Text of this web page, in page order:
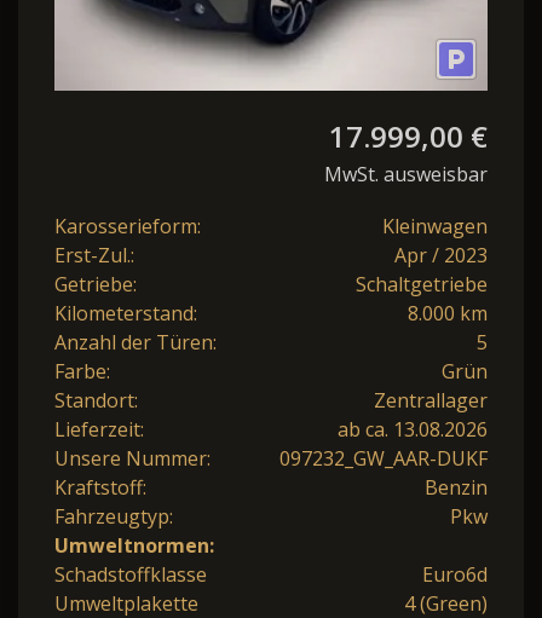
17.999,00 €
MwSt. ausweisbar
Karosserieform:
Kleinwagen
Erst-Zul.:
Apr / 2023
Getriebe:
Schaltgetriebe
Kilometerstand:
8.000 km
Anzahl der Türen:
5
Farbe:
Grün
Standort:
Zentrallager
Lieferzeit:
ab ca. 13.08.2026
Unsere Nummer:
097232_GW_AAR-DUKF
Kraftstoff:
Benzin
Fahrzeugtyp:
Pkw
Umweltnormen:
Schadstoffklasse
Euro6d
Umweltplakette
4 (Green)